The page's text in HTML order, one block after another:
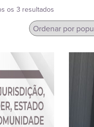
os 3 resultados
popularidade